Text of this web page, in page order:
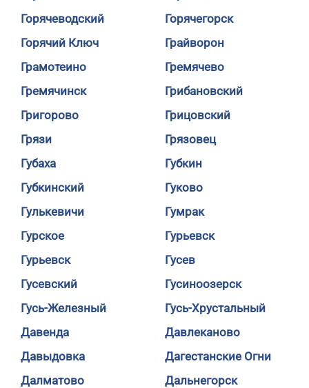
Горячеводский
Горячегорск
Горячий Ключ
Грайворон
Грамотеино
Гремячево
Гремячинск
Грибановский
Григорово
Грицовский
Грязи
Грязовец
Губаха
Губкин
Губкинский
Гуково
Гулькевичи
Гумрак
Гурское
Гурьевск
Гурьевск
Гусев
Гусевский
Гусиноозерск
Гусь-Железный
Гусь-Хрустальный
Давенда
Давлеканово
Давыдовка
Дагестанские Огни
Далматово
Дальнегорск